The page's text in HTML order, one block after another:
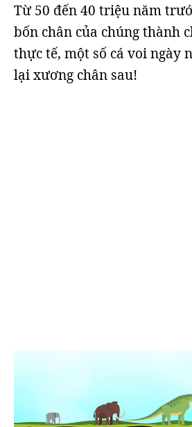
Từ 50 đến 40 triệu năm
bốn chân của chúng thành
thực tế, một số cá voi ngày
lại xương chân sau!